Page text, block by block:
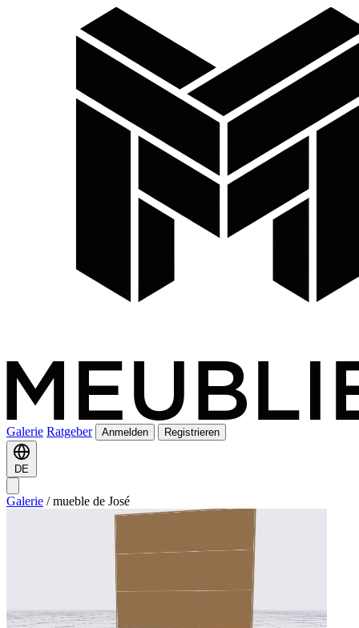
Galerie Ratgeber Anmelden Registrieren
DE
Galerie / mueble de José